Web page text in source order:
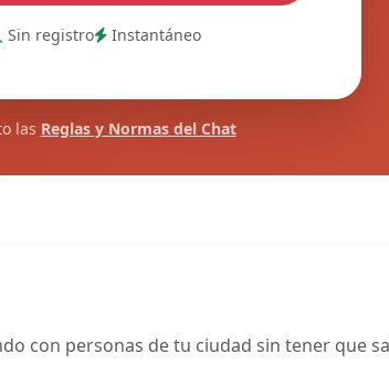
Sin registro Instantáneo
las Reglas y Normas del Chat
con personas de tu ciudad sin tener que